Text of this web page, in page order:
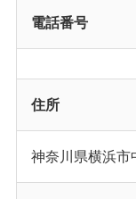
電話番号
住所
神奈川県横浜市